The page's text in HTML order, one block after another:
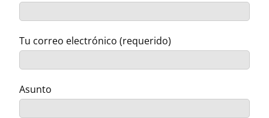
Tu correo electrónico (requerido)
Asunto